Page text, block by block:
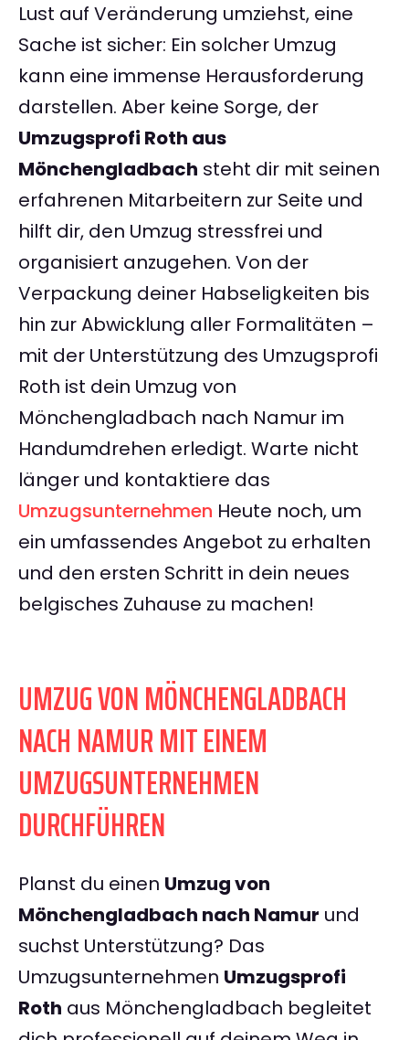
Lust auf Veränderung umziehst, eine
Sache ist sicher: Ein solcher Umzug
kann eine immense Herausforderung
darstellen. Aber keine Sorge, der
Umzugsprofi Roth aus
Mönchengladbach steht dir mit seinen
erfahrenen Mitarbeitern zur Seite und
hilft dir, den Umzug stressfrei und
organisiert anzugehen. Von der
Verpackung deiner Habseligkeiten bis
hin zur Abwicklung aller Formalitäten –
mit der Unterstützung des Umzugsprofi
Roth ist dein Umzug von
Mönchengladbach nach Namur im
Handumdrehen erledigt. Warte nicht
länger und kontaktiere das
Umzugsunternehmen Heute noch, um
ein umfassendes Angebot zu erhalten
und den ersten Schritt in dein neues
belgisches Zuhause zu machen!
UMZUG VON MÖNCHENGLADBACH
NACH NAMUR MIT EINEM
UMZUGSUNTERNEHMEN
DURCHFÜHREN
Planst du einen Umzug von
Mönchengladbach nach Namur und
suchst Unterstützung? Das
Umzugsunternehmen Umzugsprofi
Roth aus Mönchengladbach begleitet